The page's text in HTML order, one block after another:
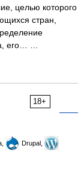
целью которого
стран,
его… …
18+
Drupal,